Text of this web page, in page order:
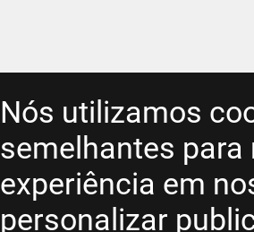
Nós utilizamos
semelhantes para
experiência em
personalizar